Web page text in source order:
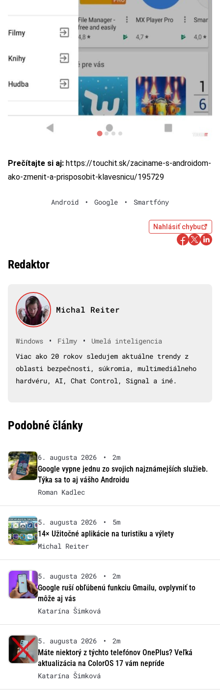
Prečítajte si aj: https://touchit.sk/zaciname-s-androidom-
ako-zmenit-a-prisposobit-klavesnicu/195729
Android • Google • Smartfóny
Nahlásiť chybu
Redaktor
Michal Reiter
Windows • Filmy •
Umelá inteligencia
Viac ako 20 rokov sledujem aktuálne trendy z
oblasti bezpečnosti, súkromia, multimediálneho
hardvéru, AI, Chat Control, Signal a iné.
Podobné články
6. augusta 2026 •
2m
Google vypne jednu zo svojich najznámejších služieb.
Týka sa to aj vášho Androidu
Roman Kadlec
5. augusta 2026 •
5m
14× Užitočné aplikácie na turistiku a výlety
Michal Reiter
5. augusta 2026 •
2m
Google ruší obľúbenú funkciu Gmailu, ovplyvniť to
môže aj vás
Katarína Šimková
5. augusta 2026 •
2m
Máte niektorý z týchto telefónov OnePlus? Veľká
aktualizácia na ColorOS 17 vám nepríde
Katarína Šimková